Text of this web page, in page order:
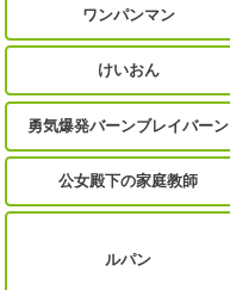
ワンパンマン
けいおん
勇気爆発バーンブレイバーン
公女殿下の家庭教師
ルパン